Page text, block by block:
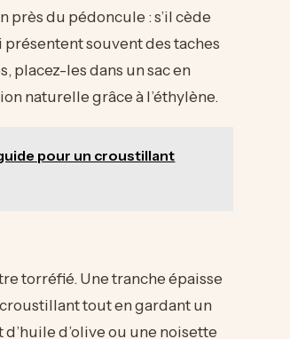
près du pédoncule : s’il cède
souvent des taches
placez-les dans un sac en
naturelle grâce à l’éthylène.
pour un croustillant
torréfié. Une tranche épaisse
tout en gardant un
d’olive ou une noisette